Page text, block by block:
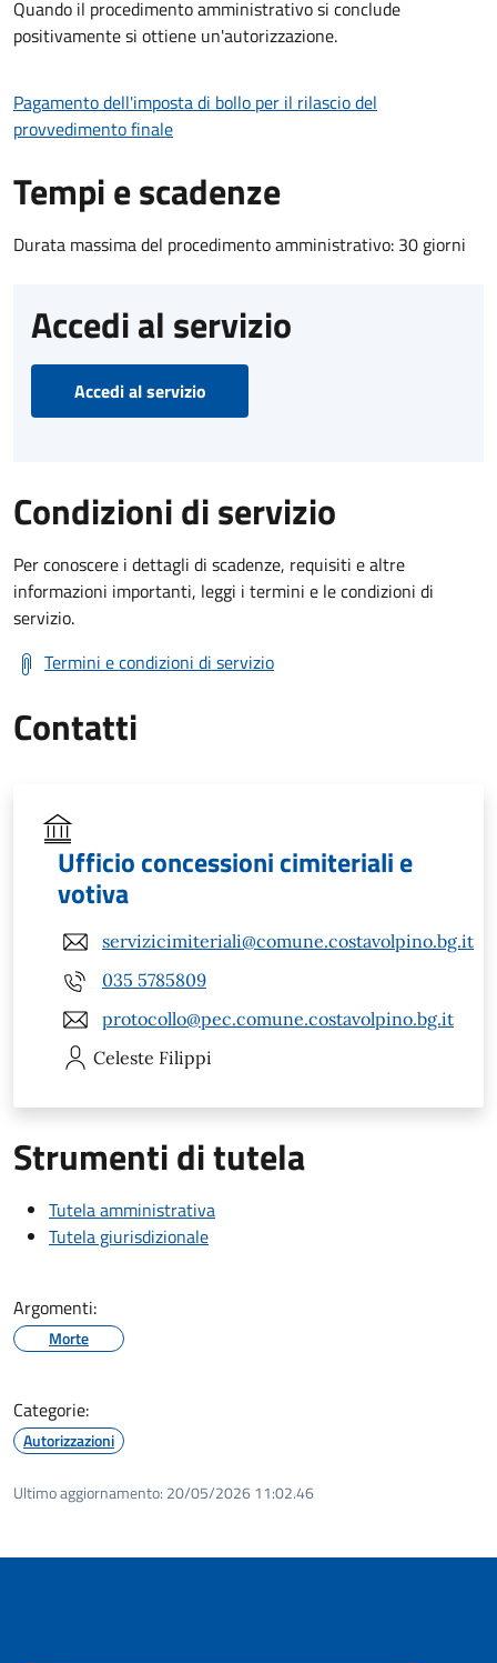
Quando il procedimento amministrativo si conclude
positivamente si ottiene un'autorizzazione.
Pagamento dell'imposta di bollo per il rilascio del
provvedimento finale
Tempi e scadenze
Durata massima del procedimento amministrativo: 30 giorni
Accedi al servizio
Accedi al servizio
Condizioni di servizio
Per conoscere i dettagli di scadenze, requisiti e altre
informazioni importanti, leggi i termini e le condizioni di
servizio.
Termini e condizioni di servizio
Contatti
Ufficio concessioni cimiteriali e
votiva
servizicimiteriali@comune.costavolpino.bg.it
035 5785809
protocollo@pec.comune.costavolpino.bg.it
Celeste Filippi
Strumenti di tutela
Tutela amministrativa
Tutela giurisdizionale
Argomenti:
Morte
Categorie:
Autorizzazioni
Ultimo aggiornamento: 20/05/2026 11:02.46